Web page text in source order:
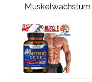
Muskelwachstum